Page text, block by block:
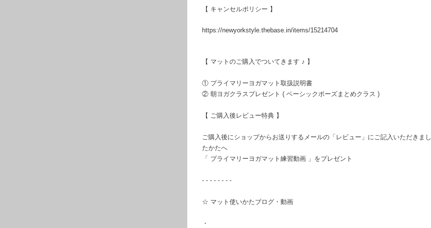
【 キャンセルポリシー 】
https://newyorkstyle.thebase.in/items/15214704
【 マットのご購入でついてきます ♪ 】
① プライマリーヨガマット取扱説明書
② 朝ヨガクラスプレゼント ( ベーシックポーズまとめクラス )
【 ご購入後レビュー特典 】
ご購入後にショップからお送りするメールの「レビュー」にご記入いただきまし
たかたへ
「 プライマリーヨガマット練習動画 」をプレゼント
- - - - - - - -
☆ マット使いかたブログ・動画
・